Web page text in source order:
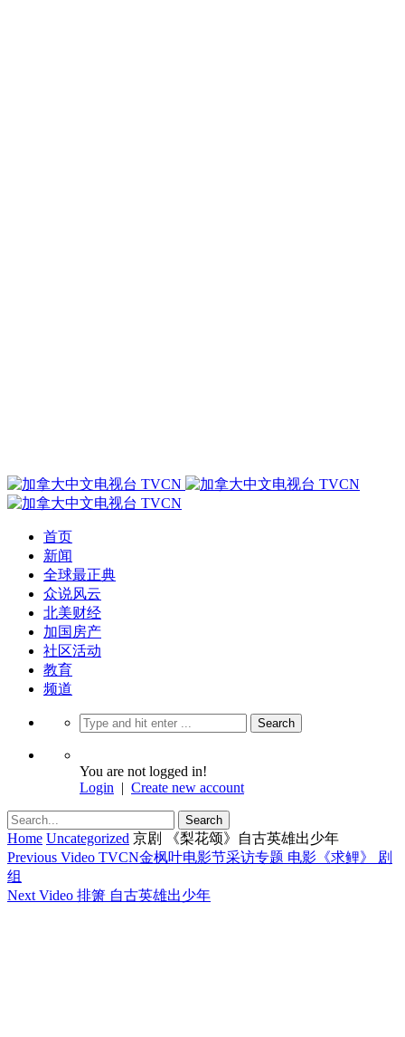
首页
新闻
全球最正典
众说风云
北美财经
加国房产
社区活动
教育
频道
You are not logged in!
Login | Create new account
Home Uncategorized 京剧 《梨花颂》自古英雄出少年
Previous Video TVCN金枫叶电影节采访专题 电影《求鲤》 剧
组
Next Video 排箫 自古英雄出少年